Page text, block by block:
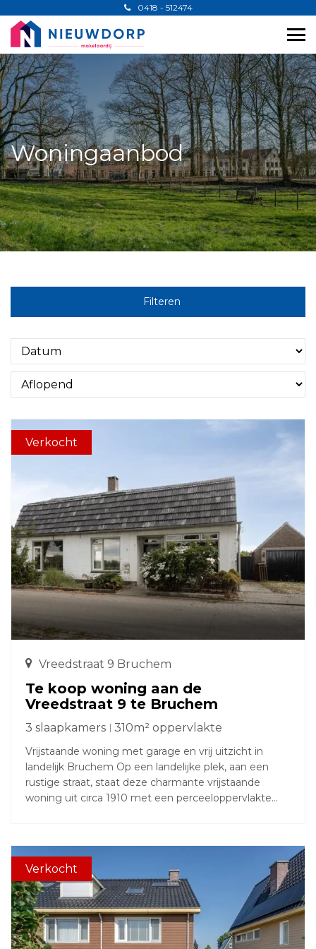
0418 - 512474
Woningaanbod
Filteren
Verkocht
Vreedstraat 9 Bruchem
Te koop woning aan de
Vreedstraat 9 te Bruchem
3 slaapkamers 310m² oppervlakte
Vrijstaande woning met garage en vrij uitzicht in
landelijk Bruchem Op een landelijke plek, aan een
rustige straat, staat deze charmante vrijstaande
woning uit circa 1910 met een perceeloppervlakte
je elke dag van het buitenleven op z’n best. De
achtertuin ligt op het westen en biedt een fijne,
rustige plek. De achtertuin is aangelegd met een
terras, gazon en zitkuil. Het groen zorgt niet alleen
voor een natuurlijke uitstraling, maar ook voor volop
privacy. Op het perceel staat bovendien een
vrijstaande garage en daarachter wacht een gezellige
Verkocht